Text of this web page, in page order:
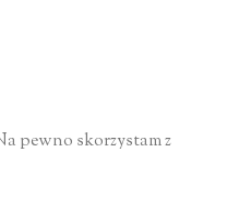
pewno skorzystam z